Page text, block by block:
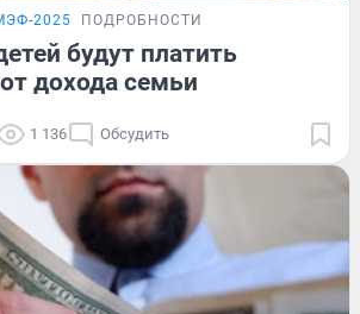
2025 ПОДРОБНОСТИ
будут платить
дохода семьи
1 136 Обсудить